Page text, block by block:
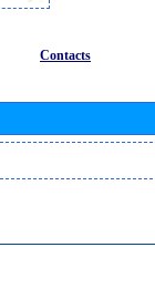
Contacts